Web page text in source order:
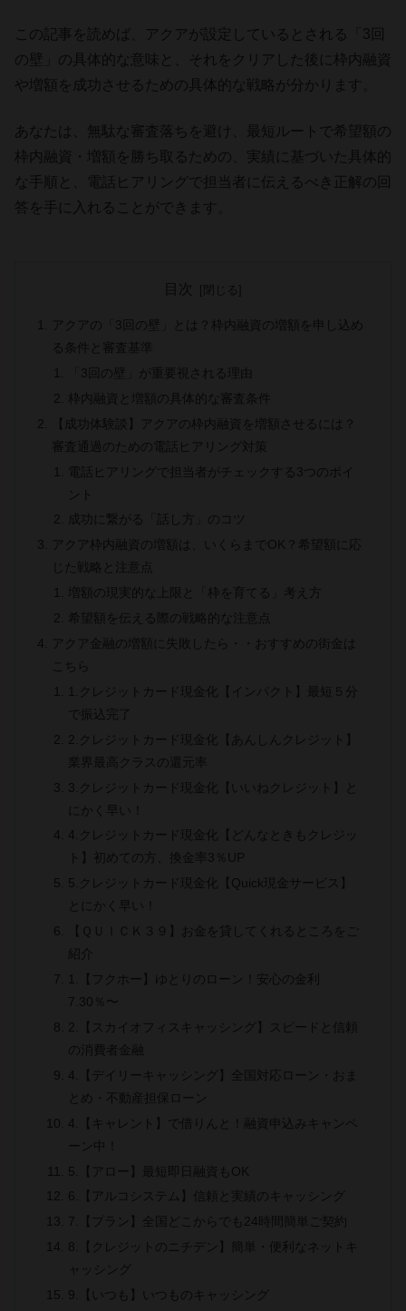
この記事を読めば、アクアが設定しているとされる「3回
の壁」の具体的な意味と、それをクリアした後に枠内融資
や増額を成功させるための具体的な戦略が分かります。
あなたは、無駄な審査落ちを避け、最短ルートで希望額の
枠内融資・増額を勝ち取るための、実績に基づいた具体的
な手順と、電話ヒアリングで担当者に伝えるべき正解の回
答を手に入れることができます。
目次
アクアの「3回の壁」とは？枠内融資の増額を申し込め
る条件と審査基準
「3回の壁」が重要視される理由
枠内融資と増額の具体的な審査条件
【成功体験談】アクアの枠内融資を増額させるには？
審査通過のための電話ヒアリング対策
電話ヒアリングで担当者がチェックする3つのポイ
成功に繋がる「話し方」のコツ
アクア枠内融資の増額は、いくらまでOK？希望額に応
じた戦略と注意点
増額の現実的な上限と「枠を育てる」考え方
希望額を伝える際の戦略的な注意点
アクア金融の増額に失敗したら・・おすすめの街金は
こちら
1.クレジットカード現金化【インパクト】最短５分
で振込完了
2.クレジットカード現金化【あんしんクレジット】
業界最高クラスの還元率
3.クレジットカード現金化【いいねクレジット】と
にかく早い！
4.クレジットカード現金化【どんなときもクレジッ
ト】初めての方、換金率3％UP
5.クレジットカード現金化【Quick現金サービス】
とにかく早い！
【ＱＵＩＣＫ３９】お金を貸してくれるところをご
紹介
1.【フクホー】ゆとりのローン！安心の金利
7.30％〜
2.【スカイオフィスキャッシング】スピードと信頼
の消費者金融
4.【デイリーキャッシング】全国対応ローン・おま
とめ・不動産担保ローン
4.【キャレント】で借りんと！融資申込みキャンペ
ーン中！
5.【アロー】最短即日融資もOK
6.【アルコシステム】信頼と実績のキャッシング
7.【プラン】全国どこからでも24時間簡単ご契約
8.【クレジットのニチデン】簡単・便利なネットキ
ャッシング
9.【いつも】いつものキャッシング